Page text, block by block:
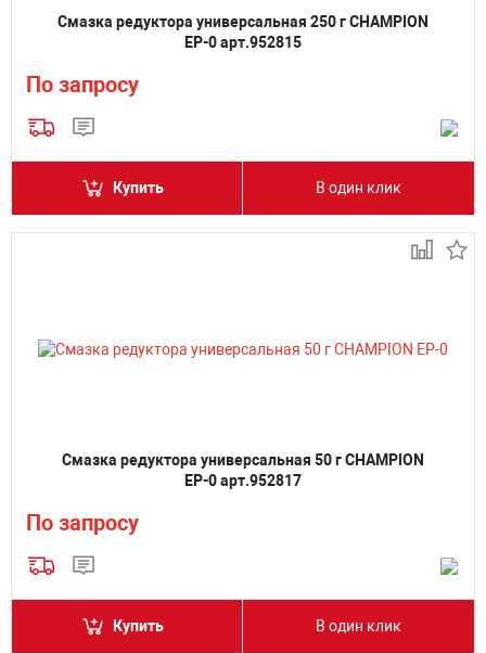
Смазка редуктора универсальная 250 г CHAMPION
EP-0 арт.952815
По запросу
Купить В один клик
Смазка редуктора универсальная 50 г CHAMPION
EP-0 арт.952817
По запросу
Купить В один клик